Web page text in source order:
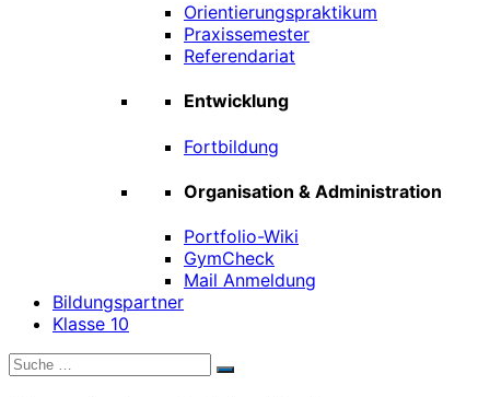
Orientierungspraktikum
Praxissemester
Referendariat
Entwicklung
Fortbildung
Organisation & Administration
Portfolio-Wiki
GymCheck
Mail Anmeldung
Bildungspartner
Klasse 10
Suche
Suchen